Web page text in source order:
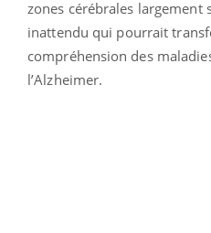
zones cérébrales largement
inattendu qui pourrait
compréhension des
l’Alzheimer.